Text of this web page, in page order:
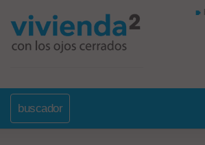
buscador